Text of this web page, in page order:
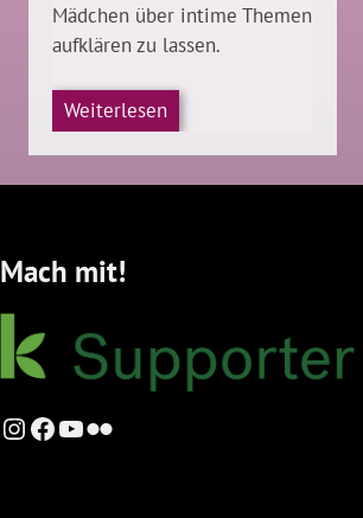
Mädchen über intime Themen
aufklären zu lassen.
Weiterlesen
Mach mit!
Instagram
Facebook
YouTube
Flickr